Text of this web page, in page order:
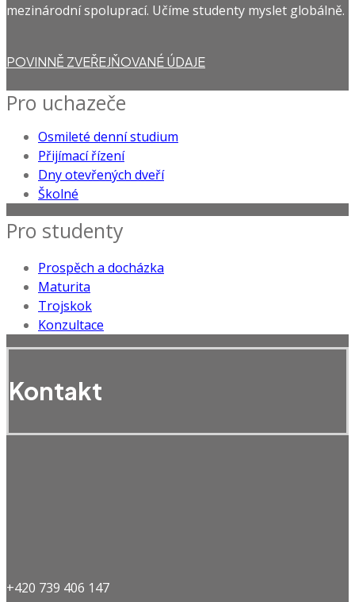
mezinárodní spoluprací. Učíme studenty myslet globálně.
POVINNĚ ZVEŘEJŇOVANÉ ÚDAJE
Pro uchazeče
Osmileté denní studium
Přijímací řízení
Dny otevřených dveří
Školné
Pro studenty
Prospěch a docházka
Maturita
Trojskok
Konzultace
Kontakt
+420 739 406 147